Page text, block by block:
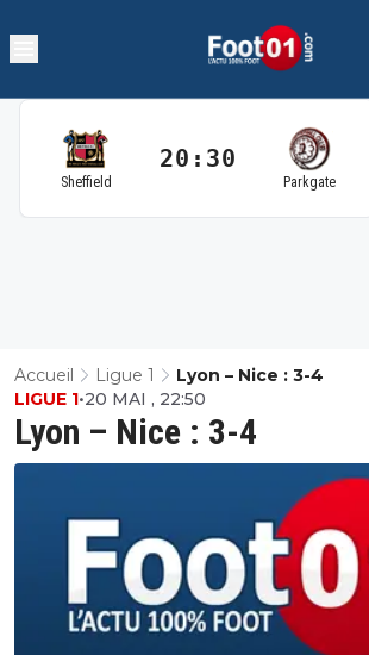
Sheffield
20:30
Parkgate
Accueil Ligue 1 Lyon – Nice : 3-4
Lyon – Nice : 3-4
LIGUE 1•20 MAI , 22:50